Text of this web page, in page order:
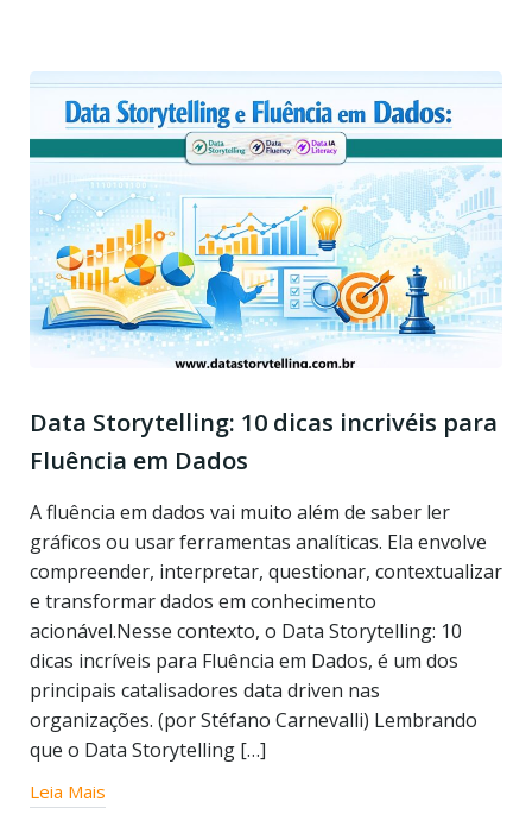
Data Storytelling: 10 dicas incrivéis para
Fluência em Dados
A fluência em dados vai muito além de saber ler
gráficos ou usar ferramentas analíticas. Ela envolve
compreender, interpretar, questionar, contextualizar
e transformar dados em conhecimento
acionável.Nesse contexto, o Data Storytelling: 10
dicas incríveis para Fluência em Dados, é um dos
principais catalisadores data driven nas
organizações. (por Stéfano Carnevalli) Lembrando
que o Data Storytelling […]
Leia Mais